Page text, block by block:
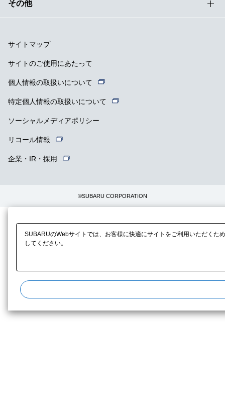
その他
サイトマップ
サイトのご使用にあたって
個人情報の取扱いについて
特定個人情報の取扱いについて
ソーシャルメディアポリシー
リコール情報
企業・IR・採用
©SUBARU CORPORATION
SUBARUのWebサイトでは、お客様に快適にサイトをご利用いただく
してください。​